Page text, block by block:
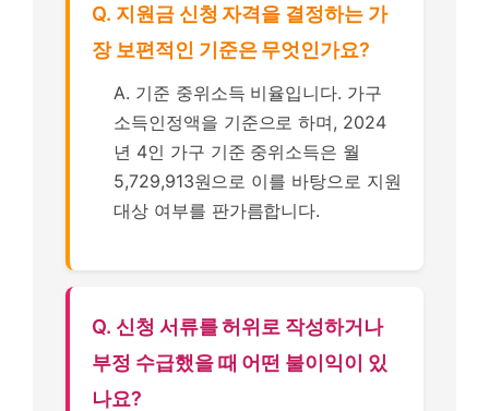
Q. 지원금 신청 자격을 결정하는 가
장 보편적인 기준은 무엇인가요?
A. 기준 중위소득 비율입니다. 가구
소득인정액을 기준으로 하며, 2024
년 4인 가구 기준 중위소득은 월
5,729,913원으로 이를 바탕으로 지원
대상 여부를 판가름합니다.
Q. 신청 서류를 허위로 작성하거나
부정 수급했을 때 어떤 불이익이 있
나요?